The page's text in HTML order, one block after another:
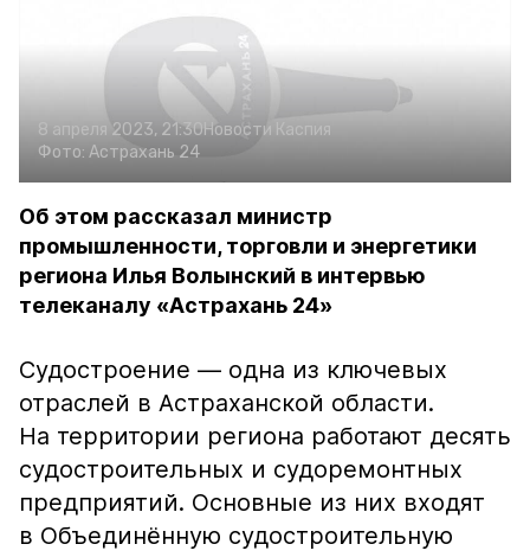
8 апреля 2023, 21:30Новости Каспия
Фото: Астрахань 24
Об этом рассказал министр
промышленности, торговли и энергетики
региона Илья Волынский в интервью
телеканалу «Астрахань 24»
Судостроение — одна из ключевых
отраслей в Астраханской области.
На территории региона работают десять
судостроительных и судоремонтных
предприятий. Основные из них входят
в Объединённую судостроительную